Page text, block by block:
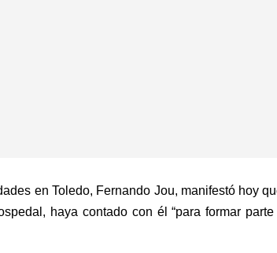
en Toledo, Fernando Jou, manifestó hoy
haya contado con él “para formar